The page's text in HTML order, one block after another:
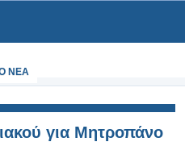
NEA
για Μητροπάνο